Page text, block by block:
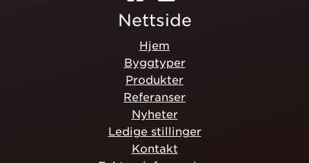
Nettside
Hjem
Byggtyper
Produkter
Referanser
Nyheter
Ledige stillinger
Kontakt